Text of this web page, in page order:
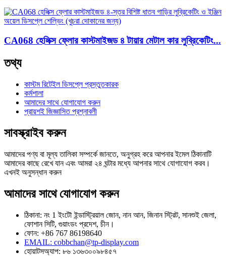
CA068 হেলিক্স ফ্লোর কাস্টমাইজড ৪ টায়ার মেটাল কার লুব্রিকেটিং...
তথ্য
কাস্টম রিটেইল ডিসপ্লে প্রস্তুতকারক
কর্মশালা
আমাদের সাথে যোগাযোগ করুন
প্রায়শই জিজ্ঞাসিত প্রশ্নাবলী
সাবস্ক্রাইব করুন
আমাদের পণ্য বা মূল্য তালিকা সম্পর্কে জানতে, অনুগ্রহ করে আপনার ইমেল ঠিকানাটি
আমাদের কাছে রেখে যান এবং আমরা ২৪ ঘন্টার মধ্যে আপনার সাথে যোগাযোগ করব।
এখনই অনুসন্ধান করুন
আমাদের সাথে যোগাযোগ করুন
ঠিকানা: নং 1 ইংটৌ ইন্ডাস্ট্রিয়াল জোন, নান আন, জিনান স্ট্রিট, সানশুই জেলা,
ফোশান সিটি, গুয়াংডং প্রদেশ, চীন।
ফোন: +86 767 86198640
EMAIL: cobbchan@tp-display.com
হোয়াটসঅ্যাপ: ৮৬ ১৩৬৩০০৯৮৪৫৭